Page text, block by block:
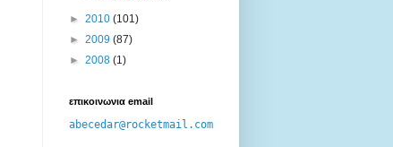
► 2010 (101)
► 2009 (87)
► 2008 (1)
επικοινωνια email
abecedar@rocketmail.com